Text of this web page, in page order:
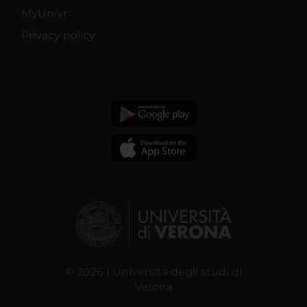
MyUnivr
Privacy policy
© 2026 | Università degli studi di
Verona